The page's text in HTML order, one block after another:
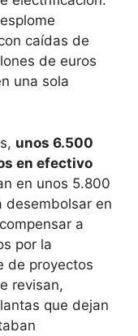
caídas de
de euros
una sola
unos 6.500
en efectivo
en unos 5.800
en
a
por la
de proyectos
revisan,
que dejan